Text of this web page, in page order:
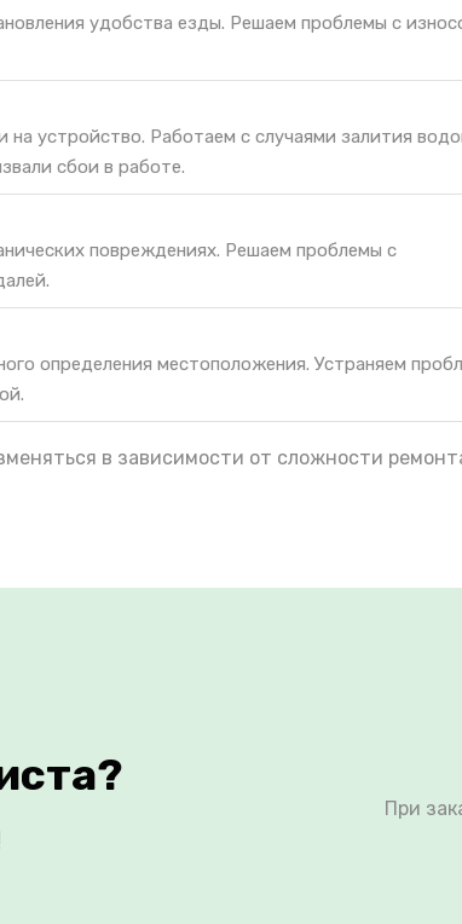
удобства езды. Решаем проблемы с
устройство. Работаем с случаями залития
сбои в работе.
повреждениях. Решаем проблемы с
определения местоположения. Устраняем
в зависимости от сложности
При